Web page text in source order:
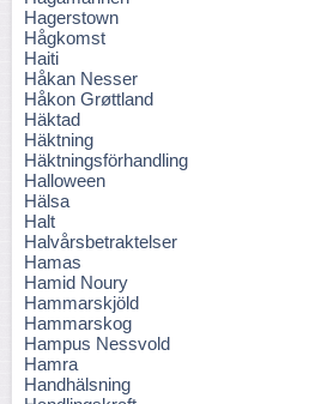
Hagerstown
Hågkomst
Haiti
Håkan Nesser
Håkon Grøttland
Häktad
Häktning
Häktningsförhandling
Halloween
Hälsa
Halt
Halvårsbetraktelser
Hamas
Hamid Noury
Hammarskjöld
Hammarskog
Hampus Nessvold
Hamra
Handhälsning